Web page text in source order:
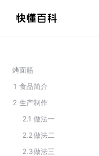
烤面筋
1 食品简介
2 生产制作
2.1 做法一
2.2做法二
2.3做法三